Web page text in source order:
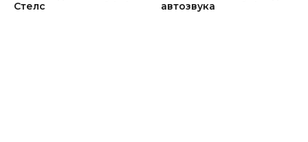
Стелс
автозвука